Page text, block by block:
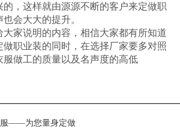
，这样就由源源不断的客户来定做职
会大大的提升。
大家说明的内容，相信大家都有所知道
职业装的同时，在选择厂家要多对照
服做工的质量以及名声度的高低
服——为您量身定做